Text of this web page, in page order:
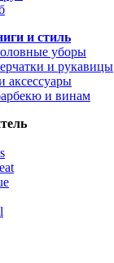
и стиль
уборы
и рукавицы
аксессуары
и винам